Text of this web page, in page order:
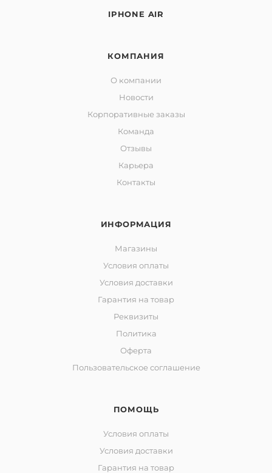
IPHONE AIR
КОМПАНИЯ
О компании
Новости
Корпоративные заказы
Команда
Отзывы
Карьера
Контакты
ИНФОРМАЦИЯ
Магазины
Условия оплаты
Условия доставки
Гарантия на товар
Реквизиты
Политика
Оферта
Пользовательское соглашение
ПОМОЩЬ
Условия оплаты
Условия доставки
Гарантия на товар